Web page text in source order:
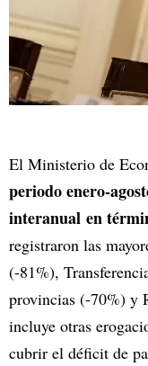
El Ministerio de
periodo enero-
interanual en
registraron las
(-81%),
provincias (-70%) y
incluye otras
cubrir el déficit de